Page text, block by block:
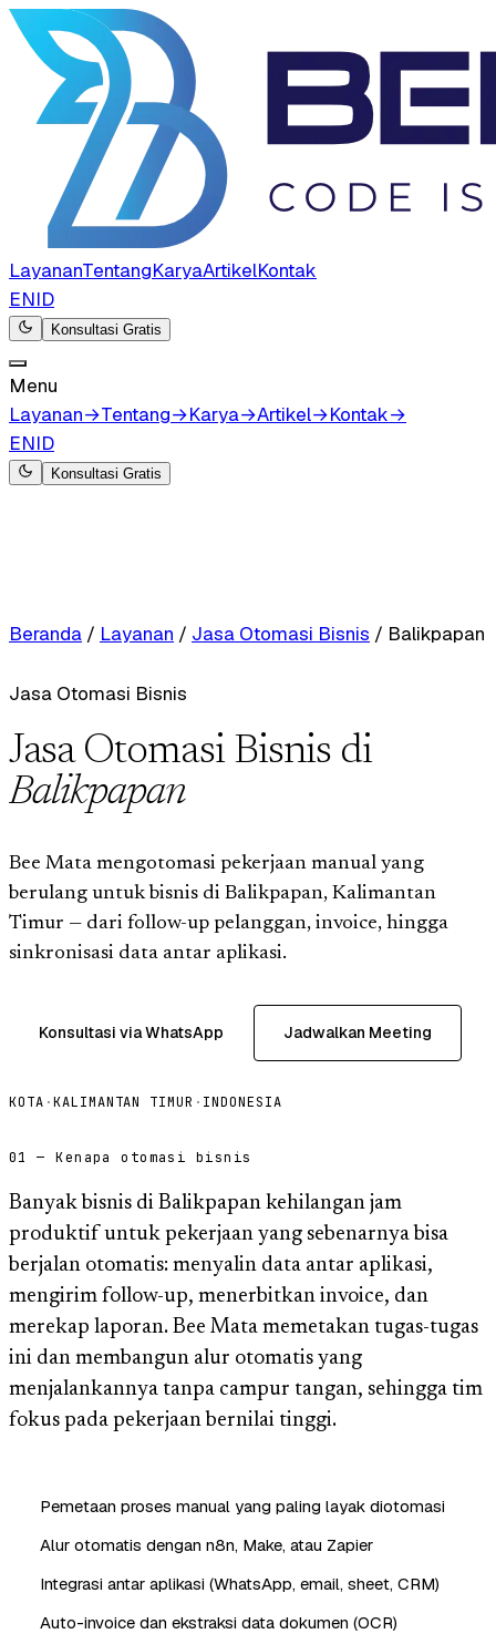
LayananTentangKaryaArtikelKontak
ENID
Konsultasi Gratis
Menu
Layanan→Tentang→Karya→Artikel→Kontak→
ENID
Konsultasi Gratis
Beranda / Layanan / Jasa Otomasi Bisnis / Balikpapan
Jasa Otomasi Bisnis
Jasa Otomasi Bisnis di
Balikpapan
Bee Mata mengotomasi pekerjaan manual yang
berulang untuk bisnis di Balikpapan, Kalimantan
Timur — dari follow-up pelanggan, invoice, hingga
sinkronisasi data antar aplikasi.
Konsultasi via WhatsApp Jadwalkan Meeting
KOTA ·KALIMANTAN TIMUR · INDONESIA
01 — Kenapa otomasi bisnis
Banyak bisnis di Balikpapan kehilangan jam
produktif untuk pekerjaan yang sebenarnya bisa
berjalan otomatis: menyalin data antar aplikasi,
mengirim follow-up, menerbitkan invoice, dan
merekap laporan. Bee Mata memetakan tugas-tugas
ini dan membangun alur otomatis yang
menjalankannya tanpa campur tangan, sehingga tim
fokus pada pekerjaan bernilai tinggi.
Pemetaan proses manual yang paling layak diotomasi
Alur otomatis dengan n8n, Make, atau Zapier
Integrasi antar aplikasi (WhatsApp, email, sheet, CRM)
Auto-invoice dan ekstraksi data dokumen (OCR)